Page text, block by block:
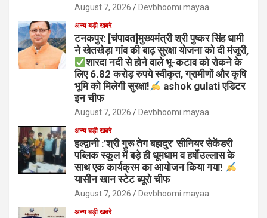
August 7, 2026 Devbhoomi mayaa
अन्य बड़ी खबरे
टनकपुर: [चंपावत]मुख्यमंत्री श्री पुष्कर सिंह धामी
ने खेतखेड़ा गांव की बाढ़ सुरक्षा योजना को दी मंजूरी,
शारदा नदी से होने वाले भू-कटाव को रोकने के
लिए 6.82 करोड़ रुपये स्वीकृत, ग्रामीणों और कृषि
भूमि को मिलेगी सुरक्षा!
ashok gulati एडिटर
इन चीफ
August 7, 2026 Devbhoomi mayaa
अन्य बड़ी खबरे
हल्द्वानी :’श्री गुरू तेग बहादुर’ सीनियर सेकेंडरी
पब्लिक स्कूल में बड़े ही धूमधाम व हर्षोउल्लास के
साथ एक कार्यक्रम का आयोजन किया गया!
यासीन खान स्टेट ब्यूरो चीफ
August 7, 2026 Devbhoomi mayaa
अन्य बड़ी खबरे